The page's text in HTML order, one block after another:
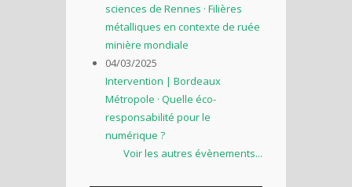
sciences de Rennes · Filières
métalliques en contexte de ruée
minière mondiale
04/03/2025
Intervention | Bordeaux
Métropole · Quelle éco-
responsabilité pour le
numérique ?
Voir les autres évènements...